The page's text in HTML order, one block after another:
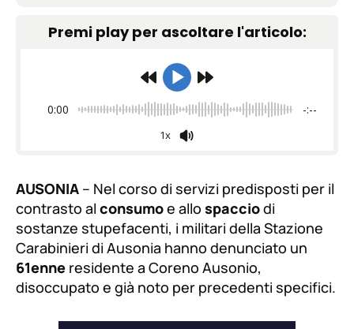
fuente.
de
fuente
tamaño
fuente.
Premi play per ascoltare l'articolo:
0:00 -:--
1x
AUSONIA – Nel corso di servizi predisposti per il
contrasto al consumoe allo spacciodi
sostanze stupefacenti, i militari della Stazione
Carabinieri di Ausonia hanno denunciato un
61enne residente a Coreno Ausonio,
disoccupato e già noto per precedenti specifici.